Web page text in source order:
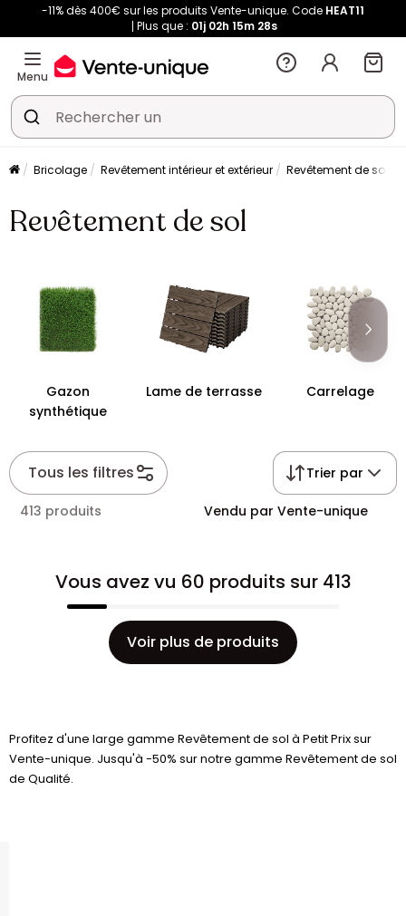
-11% dès 400€ sur les produits Vente-unique. Code HEAT11
Plus que : 01j 02h 15m 27s
Menu
Bricolage Revêtement intérieur et extérieur Revêtement de sol
Revêtement de sol
Gazon
synthétique
Lame de terrasse Carrelage
Tous les filtres Trier par
413 produits Vendu par Vente-unique
Vous avez vu 60 produits sur 413
Voir plus de produits
Profitez d'une large gamme Revêtement de sol à Petit Prix sur
Vente-unique. Jusqu'à -50% sur notre gamme Revêtement de sol
de Qualité.